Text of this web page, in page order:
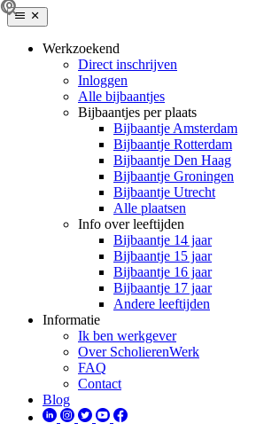
Werkzoekend
Direct inschrijven
Inloggen
Alle bijbaantjes
Bijbaantjes per plaats
Bijbaantje Amsterdam
Bijbaantje Rotterdam
Bijbaantje Den Haag
Bijbaantje Groningen
Bijbaantje Utrecht
Alle plaatsen
Info over leeftijden
Bijbaantje 14 jaar
Bijbaantje 15 jaar
Bijbaantje 16 jaar
Bijbaantje 17 jaar
Andere leeftijden
Informatie
Ik ben werkgever
Over ScholierenWerk
FAQ
Contact
Blog